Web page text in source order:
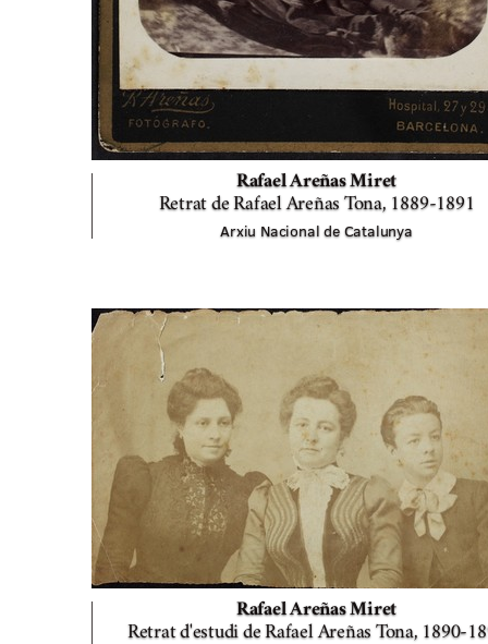
Rafael Areñas Miret
Retrat de Rafael Areñas Tona, 1889-1891
Arxiu Nacional de Catalunya
Rafael Areñas Miret
Retrat d'estudi de Rafael Areñas Tona, 1890-